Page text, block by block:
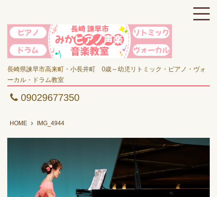
長崎県諫早市高来町・小長井町 0歳～幼児リトミック・ピアノ・ヴォ
ーカル・ドラム教室
09029677350
HOME IMG_4944